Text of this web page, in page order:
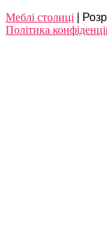
Meблі столиці |
Політика